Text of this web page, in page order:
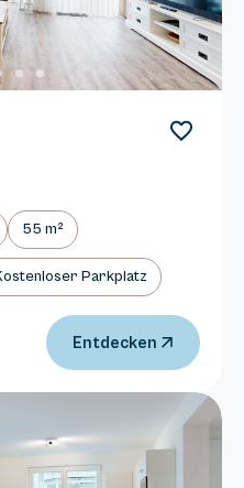
55 m²
Parkplatz
Entdecken